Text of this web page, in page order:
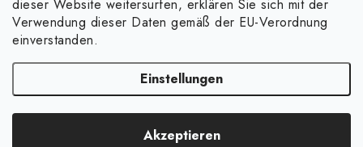
dieser Website weitersurfen, erklären Sie sich mit der
Verwendung dieser Daten gemäß der EU-Verordnung
einverstanden.
Einstellungen
Akzeptieren
Copyright 2026GrünGarten.de. Alle Rechte vorbehalten.Cookie-
Einstellungen ändern